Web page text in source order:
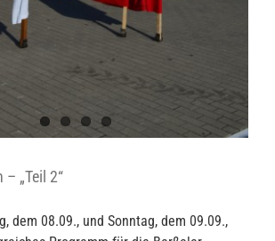
– „Teil 2“
dem 08.09., und Sonntag, dem 09.09.,